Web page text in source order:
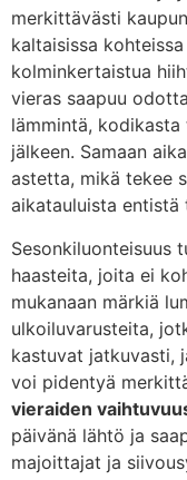
merkittävästi
kaltaisissa
kolminkertaistua
vieras saapuu
lämmintä,
jälkeen. Samaan
astetta, mikä tekee
aikatauluista entistä
Sesonkiluonteisuus
haasteita, joita ei
mukanaan märkiä
ulkoiluvarusteita,
kastuvat jatkuvasti,
voi pidentyä
vieraiden
päivänä lähtö ja
majoittajat ja